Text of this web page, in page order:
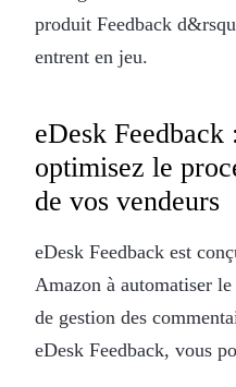
produit Feedback
entrent en jeu.
eDesk
optimisez le
de vos vendeurs
eDesk Feedback est
Amazon à automatiser
de gestion des
eDesk Feedback, vous